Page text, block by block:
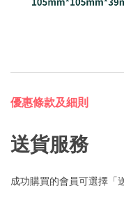
優惠條款及細則
送貨服務
成功購買的會員可選擇「